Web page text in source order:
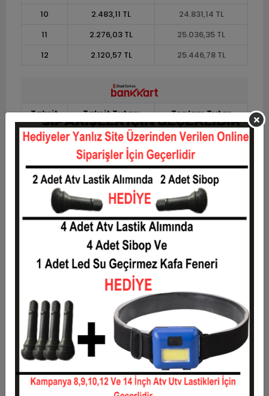
10
2.483,11 TL
24.831,14 TL
11
2.276,03 TL
25.036,35 TL
12
2.120,57 TL 25.446,78 TL
Taksit Taksit Tutarı
Toplam Tutar
1
20.521,60 TL
20.521,60 TL
10.260,80 TL
20.521,60 TL
3
7.319,37 TL
21.958,11 TL
5.592,14 TL
22.368,54 TL
5
4.555,80 TL
22.778,98 TL
3.371,41 TL
23.599,84 TL
3.001,28 TL
9
2.713,41 TL
24.420,70 TL
10
2.483,11 TL
24.831,14 TL
11
2.276,03 TL
25.036,35 TL
12
2.120,57 TL 25.446,78 TL